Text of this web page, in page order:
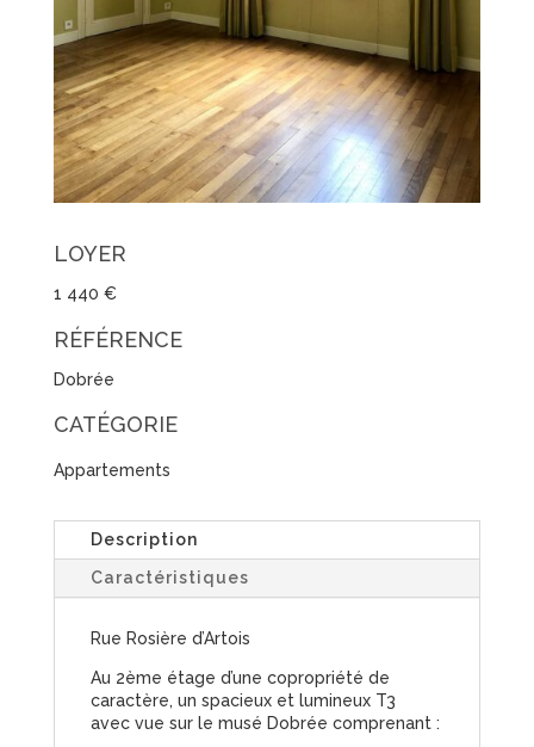
LOYER
1 440 €
RÉFÉRENCE
Dobrée
CATÉGORIE
Appartements
Description
Caractéristiques
Rue Rosière d’Artois
Au 2ème étage d’une copropriété de
caractère, un spacieux et lumineux T3
avec vue sur le musé Dobrée comprenant :